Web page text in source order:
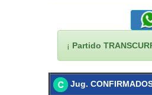
¡ Partido
Jug.